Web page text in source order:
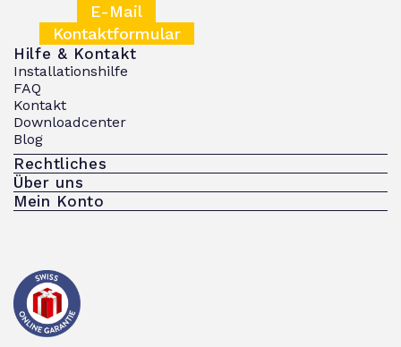
E-Mail
Kontaktformular
Hilfe & Kontakt
Installationshilfe
FAQ
Kontakt
Downloadcenter
Blog
Rechtliches
Über uns
Mein Konto